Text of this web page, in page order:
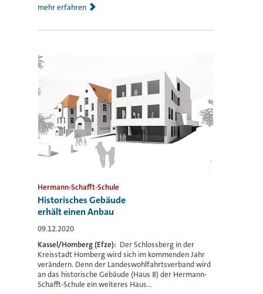
mehr erfahren
Hermann-Schafft-Schule
Historisches Gebäude
erhält einen Anbau
09.12.2020
Kassel/Homberg (Efze): Der Schlossberg in der
Kreisstadt Homberg wird sich im kommenden Jahr
verändern. Denn der Landeswohlfahrtsverband wird
an das historische Gebäude (Haus 8) der Hermann-
Schafft-Schule ein weiteres Haus...